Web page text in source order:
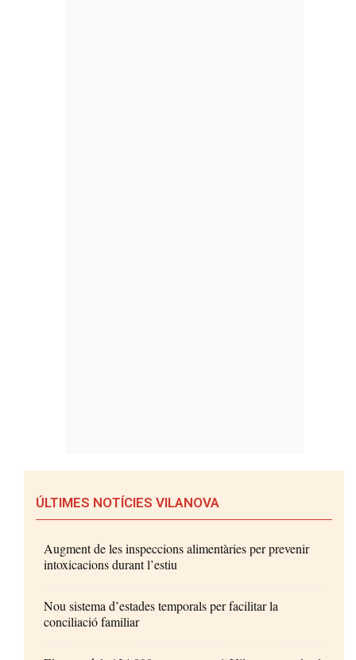
ÚLTIMES NOTÍCIES VILANOVA
Augment de les inspeccions alimentàries per prevenir
intoxicacions durant l’estiu
Nou sistema d’estades temporals per facilitar la
conciliació familiar